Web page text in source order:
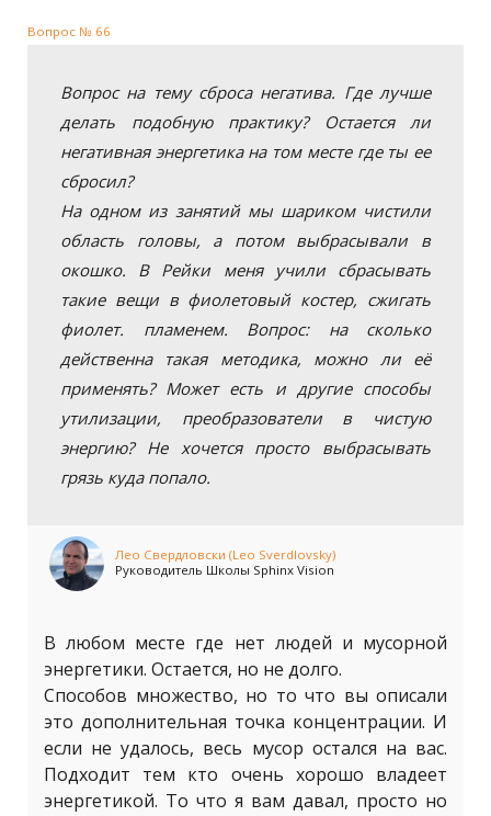
Вопрос № 66
Вопрос на тему сброса негатива. Где лучше
делать подобную практику? Остается ли
негативная энергетика на том месте где ты ее
сбросил?
На одном из занятий мы шариком чистили
область головы, а потом выбрасывали в
окошко. В Рейки меня учили сбрасывать
такие вещи в фиолетовый костер, сжигать
фиолет. пламенем. Вопрос: на сколько
действенна такая методика, можно ли её
применять? Может есть и другие способы
утилизации, преобразователи в чистую
энергию? Не хочется просто выбрасывать
грязь куда попало.
Лео Свердловски (Leo Sverdlovsky)
Руководитель Школы Sphinx Vision
В любом месте где нет людей и мусорной
энергетики. Остается, но не долго.
Способов множество, но то что вы описали
это дополнительная точка концентрации. И
если не удалось, весь мусор остался на вас.
Подходит тем кто очень хорошо владеет
энергетикой. То что я вам давал, просто но